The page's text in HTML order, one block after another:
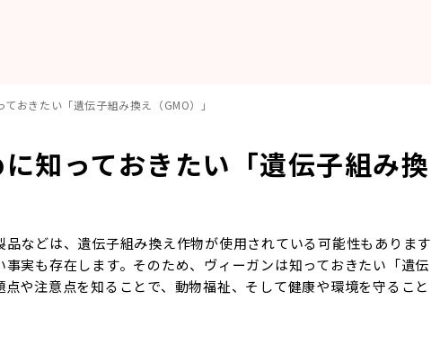
ておきたい「遺伝子組み換え（GMO）」
に知っておきたい「遺伝子組み換
などは、遺伝子組み換え作物が使用されている可能性もあります
実も存在します。そのため、ヴィーガンは知っておきたい「遺伝
や注意点を知ることで、動物福祉、そして健康や環境を守ること